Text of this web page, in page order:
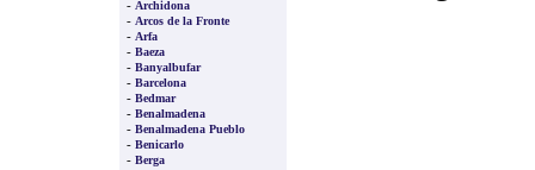
- Archidona
- Arcos de la Fronte
- Arfa
- Baeza
- Banyalbufar
- Barcelona
- Bedmar
- Benalmadena
- Benalmadena Pueblo
- Benicarlo
- Berga